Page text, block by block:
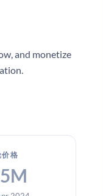
and monetize
格